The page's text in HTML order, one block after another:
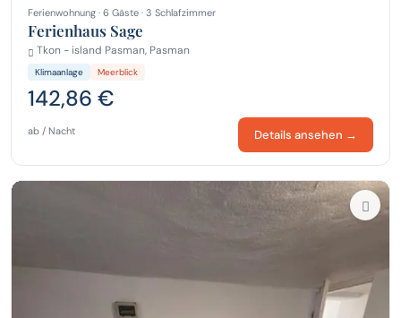
Ferienwohnung · 6 Gäste · 3 Schlafzimmer
Ferienhaus Sage
Tkon - island Pasman, Pasman
Klimaanlage Meerblick
142,86 €
ab / Nacht Details ansehen →